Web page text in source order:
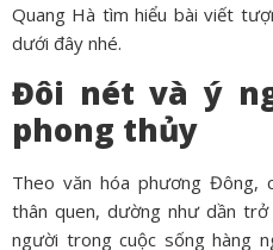
Quang Hà tìm hiểu bài viết
dưới đây nhé.
Đôi nét và ý
phong thủy
Theo văn hóa phương
thân quen, dường như dần
người trong cuộc sống hàng